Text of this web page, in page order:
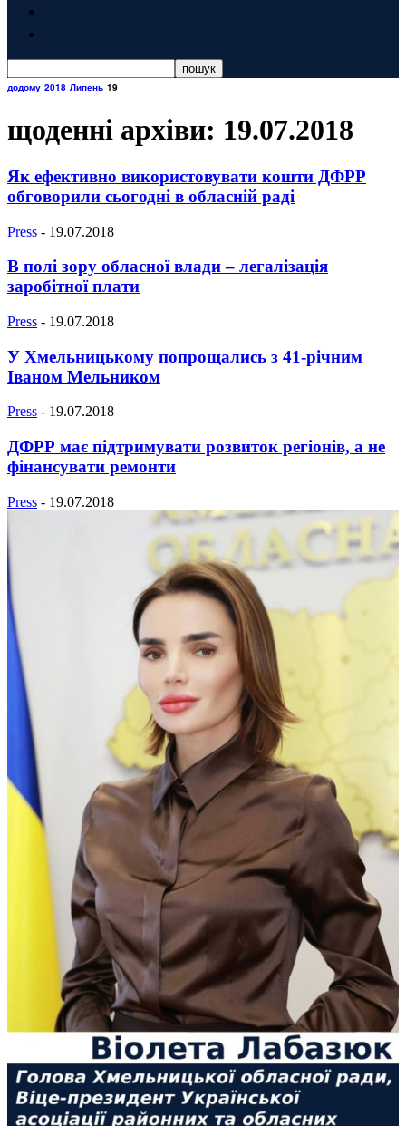
додому 2018 Липень 19
щоденні архіви: 19.07.2018
Як ефективно використовувати кошти ДФРР
обговорили сьогодні в обласній раді
Press - 19.07.2018
В полі зору обласної влади – легалізація
заробітної плати
Press - 19.07.2018
У Хмельницькому попрощались з 41-річним
Іваном Мельником
Press - 19.07.2018
ДФРР має підтримувати розвиток регіонів, а не
фінансувати ремонти
Press - 19.07.2018